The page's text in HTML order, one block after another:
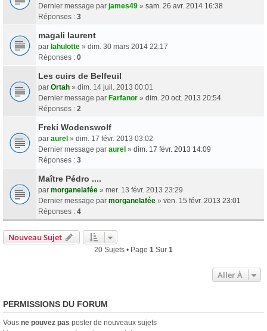
Dernier message par james49 » sam. 26 avr. 2014 16:38
Réponses : 3
magali laurent
par lahulotte » dim. 30 mars 2014 22:17
Réponses : 0
Les cuirs de Belfeuil
par Ortah » dim. 14 juil. 2013 00:01
Dernier message par Farfanor » dim. 20 oct. 2013 20:54
Réponses : 2
Freki Wodenswolf
par aurel » dim. 17 févr. 2013 03:02
Dernier message par aurel » dim. 17 févr. 2013 14:09
Réponses : 3
Maître Pédro ....
par morganelafée » mer. 13 févr. 2013 23:29
Dernier message par morganelafée » ven. 15 févr. 2013 23:01
Réponses : 4
Nouveau Sujet
20 Sujets • Page 1 Sur 1
Aller À
PERMISSIONS DU FORUM
Vous ne pouvez pas poster de nouveaux sujets